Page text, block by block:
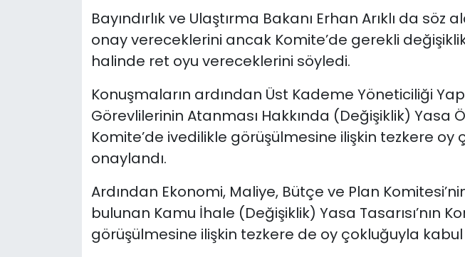
Bayındırlık ve Ulaştırma Bakanı Erhan Arıklı da söz
onay vereceklerini ancak Komite’de gerekli
halinde ret oyu vereceklerini söyledi.
Konuşmaların ardından Üst Kademe Yöneticiliği
Görevlilerinin Atanması Hakkında (Değişiklik) Yasa
Komite’de ivedilikle görüşülmesine ilişkin tezkere oy
onaylandı.
Ardından Ekonomi, Maliye, Bütçe ve Plan
bulunan Kamu İhale (Değişiklik) Yasa Tasarısı’nın
görüşülmesine ilişkin tezkere de oy çokluğuyla